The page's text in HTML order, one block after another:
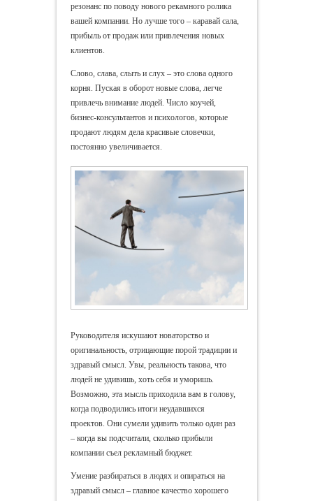
резонанс по поводу нового рекамного ролика
вашей компании. Но лучше того – каравай сала,
прибыль от продаж или привлечения новых
клиентов.
Слово, слава, слыть и слух – это слова одного
корня. Пуская в оборот новые слова, легче
привлечь внимание людей. Число коучей,
бизнес-консультантов и психологов, которые
продают людям дела красивые словечки,
постоянно увеличивается.
Руководителя искушают новаторство и
оригинальность, отрицающие порой традиции и
здравый смысл. Увы, реальность такова, что
людей не удивишь, хоть себя и уморишь.
Возможно, эта мысль приходила вам в голову,
когда подводились итоги неудавшихся
проектов. Они сумели удивить только один раз
– когда вы подсчитали, сколько прибыли
компании съел рекламный бюджет.
Умение разбираться в людях и опираться на
здравый смысл – главное качество хорошего